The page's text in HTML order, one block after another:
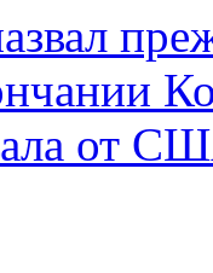
от